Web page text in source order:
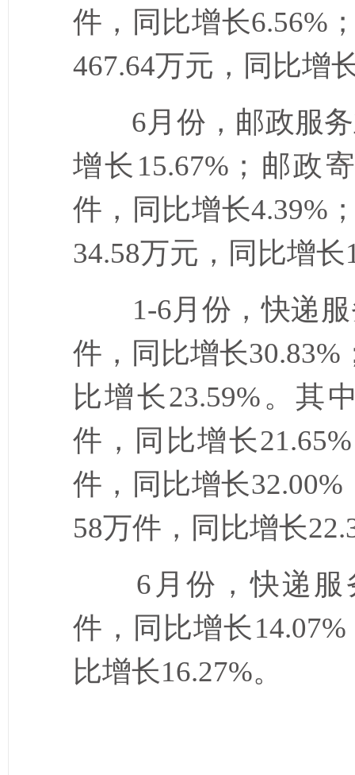
件，同比增长6.56%
467.64万元，同比增
6月份，邮政服
增长 15.67% ；邮政
件，同比增长4.39%
34.58万元，同比增长
1-6月份，快递
件，同比增长30.83%
比增长23.59% 。其
件，同比增长21.65%
件，同比增长32.00%
58万件，同比增长
6 月份，快递
件，同比增长14.07%
比增长16.27%。